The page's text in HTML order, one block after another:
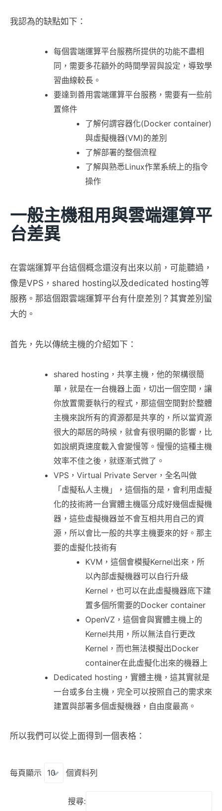
我認為的缺點如下：
每個雲端運算平台服務所提供的功能不盡相
同，需要多花額外的時間學習與設定，導致學
習曲線較長。
要達到善用雲端運算平台服務，需要有一些前
置條件
了解何謂容器化(Docker container)
與虛擬機器(VM)的差別
了解部署的整個流程
了解與熟悉Linux作業系統上的指令
操作
一般主機租用與雲端運算平
台差異
在雲端運算平台這個概念還沒有出來以前，可能聽過，
像是VPS，shared hosting以及dedicated hosting等
服務。那這個跟雲端運算平台有什麼差別？其實差別蠻
大的。
首先，先以傳統主機的介紹如下：
shared hosting，共享主機，他的架構很簡
單，就是在一台機器上面，切出一個空間，讓
你放置需要執行的程式，那這個空間對於整體
主機來說所有的資源都是共享的，所以當資源
很大的鄰居的時候，就會有很明顯的影響，比
如說網頁速度載入會變慢等。慢慢的這種主機
效率不佳之後，就逐漸式微了。
VPS，Virtual Private Server，全名叫做
「虛擬私人主機」，這個指的是，會利用虛擬
化的技術將一台實體主機區分成好幾個虛擬機
器，這些虛擬機器並不會互相共用自己的資
源，所以會比一般的共享主機要來的好。那主
要的虛擬化技術有
KVM，這個會模擬Kernel出來，所
以內部虛擬機器可以自行升級
Kernel，也可以在此虛擬機器底下建
置多個所需要的Docker container
OpenVZ，這個會與實體主機上的
Kernel共用，所以無法自行更改
Kernel，而也無法模擬出Docker
container在此虛擬化出來的機器上
Dedicated hosting，實體主機，這其實就是
一台或多台主機，完全可以按照自己的需求來
建置與部署多個虛擬機器，自由度最高。
所以我們可以從上面得到一個表格：
每頁顯示 個資料列
搜尋: